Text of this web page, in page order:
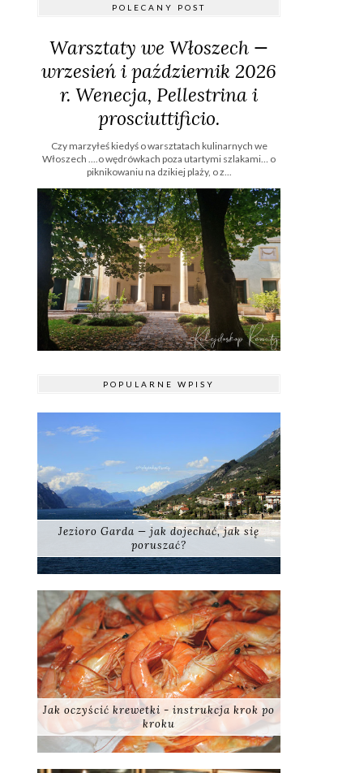
POLECANY POST
Warsztaty we Włoszech —
wrzesień i październik 2026
r. Wenecja, Pellestrina i
prosciuttificio.
Czy marzyłeś kiedyś o warsztatach kulinarnych we
Włoszech ....o wędrówkach poza utartymi szlakami… o
piknikowaniu na dzikiej plaży, o z...
POPULARNE WPISY
Jezioro Garda — jak dojechać, jak się
poruszać?
Jak oczyścić krewetki - instrukcja krok po
kroku